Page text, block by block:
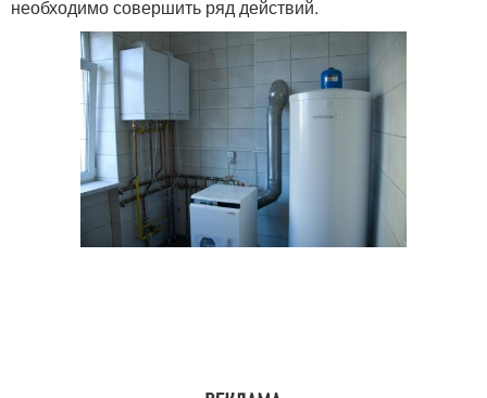
необходимо совершить ряд действий.